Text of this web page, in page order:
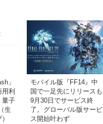
」
利
量子
生
モバイル版『FF14』中
国で一足先にリリースも
9月30日でサービス終
了。グローバル版サービ
ス開始叶わず